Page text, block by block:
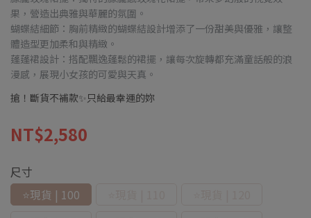
果，營造出典雅與華麗的氛圍。
蝴蝶結細節：胸前精緻的蝴蝶結設計增添了一份甜美與優雅，讓整
體造型更加柔和與精緻。
蓬蓬裙設計：搭配飄逸蓬鬆的裙擺，讓每次旋轉都充滿童話般的浪
漫感，展現小女孩的可愛與天真。
搶！斷貨不補款✨只給最幸運的妳
NT$2,580
尺寸
⭐現貨 | 100